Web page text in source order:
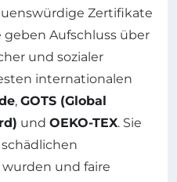
Zertifikate
geben Aufschluss über
und sozialer
internationalen
, GOTS (Global
und OEKO-TEX. Sie
und faire